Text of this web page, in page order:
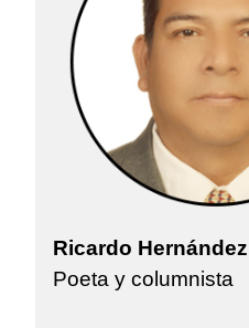
Ricardo
Poeta y columnista